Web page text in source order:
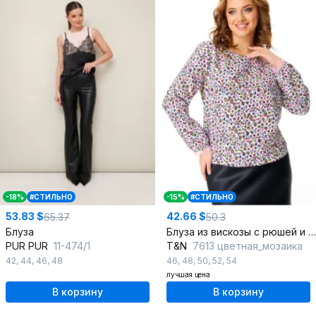
-18% #СТИЛЬНО
53.83 $65.37
Блуза
PUR PUR 11-474/1
42, 44, 46, 48
В корзину
-15% #СТИЛЬНО
42.66 $50.3
Блуза из вискозы с рюшей и эластичной спинкой
T&N 7613 цветная_мозаика
46, 48, 50, 52, 54
лучшая цена
В корзину